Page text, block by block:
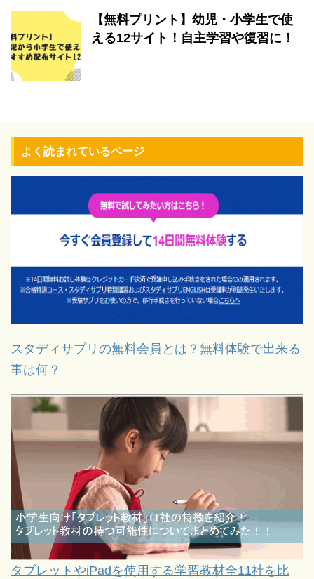
【無料プリント】幼児・小学生で使
える12サイト！自主学習や復習に！
よく読まれているページ
スタディサプリの無料会員とは？無料体験で出来る
事は何？
タブレットやiPadを使用する学習教材全11社を比